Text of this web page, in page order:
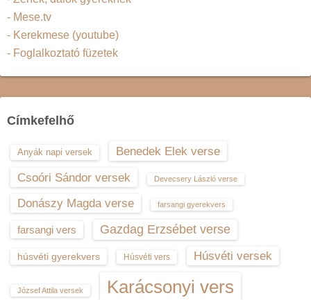
- Mese.tv
- Kerekmese (youtube)
- Foglalkoztató füzetek
Címkefelhő
Anyák napi versek
Benedek Elek verse
Csoóri Sándor versek
Devecsery László verse
Donászy Magda verse farsangi gyerekvers
farsangi vers Gazdag Erzsébet verse
húsvéti gyerekvers Húsvéti vers Húsvéti versek
József Attila versek Karácsonyi vers